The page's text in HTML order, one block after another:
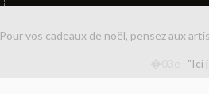
Pour vos cadeaux de noël, pensez aux
"Ici